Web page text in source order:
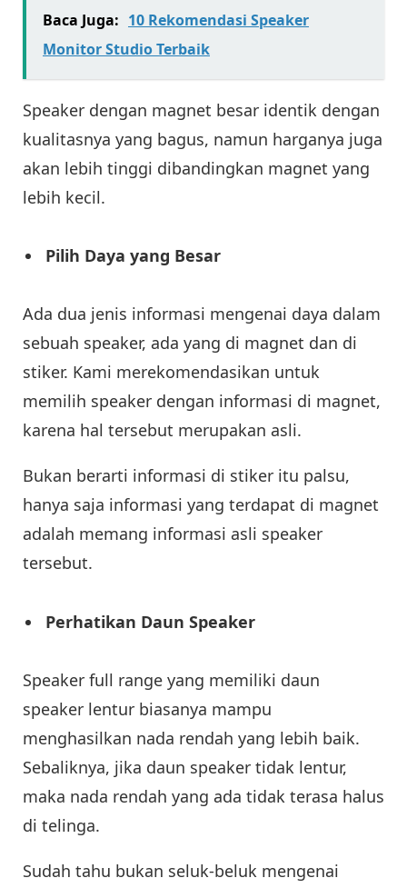
Baca Juga: 10 Rekomendasi Speaker
Monitor Studio Terbaik
Speaker dengan magnet besar identik dengan
kualitasnya yang bagus, namun harganya juga
akan lebih tinggi dibandingkan magnet yang
lebih kecil.
Pilih Daya yang Besar
Ada dua jenis informasi mengenai daya dalam
sebuah speaker, ada yang di magnet dan di
stiker. Kami merekomendasikan untuk
memilih speaker dengan informasi di magnet,
karena hal tersebut merupakan asli.
Bukan berarti informasi di stiker itu palsu,
hanya saja informasi yang terdapat di magnet
adalah memang informasi asli speaker
tersebut.
Perhatikan Daun Speaker
Speaker full range yang memiliki daun
speaker lentur biasanya mampu
menghasilkan nada rendah yang lebih baik.
Sebaliknya, jika daun speaker tidak lentur,
maka nada rendah yang ada tidak terasa halus
di telinga.
Sudah tahu bukan seluk-beluk mengenai